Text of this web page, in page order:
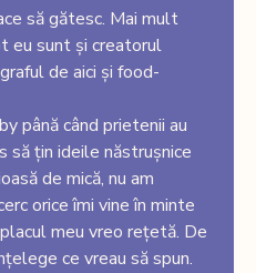
să gătesc. Mai mult
eu sunt și creatorul
de aici și food-
până când prietenii au
să țin ideile năstrușnice
de mică, nu am
orice îmi vine în minte
meu vreo rețetă. De
ce vreau să spun.